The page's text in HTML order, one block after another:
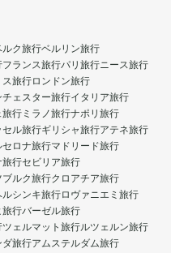
ルク旅行ベルリン旅行
フランス旅行パリ旅行ニース旅行
ス旅行ロンドン旅行
チェスター旅行イタリア旅行
旅行 ミラノ旅行ナポリ旅行
セル旅行ギリシャ旅行アテネ旅行
セロナ旅行マドリード旅行
旅行セビリア旅行
ブルク旅行クロアチア旅行
ルシンキ旅行ロヴァニエミ旅行
旅行バーゼル旅行
ツェルマット旅行ルツェルン旅行
ダ旅行アムステルダム旅行